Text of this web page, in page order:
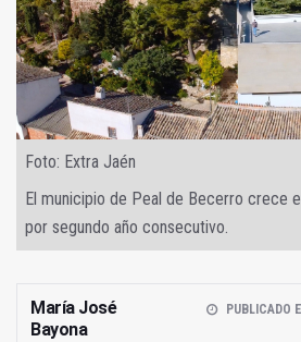
Foto: Extra Jaén
El municipio de Peal de Becerro crece
por segundo año consecutivo.
María José
Bayona
PUBLICADO